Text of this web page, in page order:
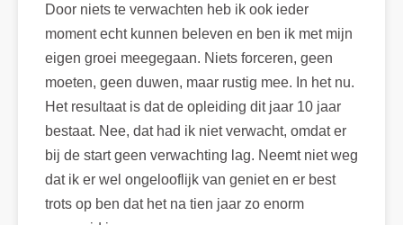
Door niets te verwachten heb ik ook ieder
moment echt kunnen beleven en ben ik met mijn
eigen groei meegegaan. Niets forceren, geen
moeten, geen duwen, maar rustig mee. In het nu.
Het resultaat is dat de opleiding dit jaar 10 jaar
bestaat. Nee, dat had ik niet verwacht, omdat er
bij de start geen verwachting lag. Neemt niet weg
dat ik er wel ongelooflijk van geniet en er best
trots op ben dat het na tien jaar zo enorm